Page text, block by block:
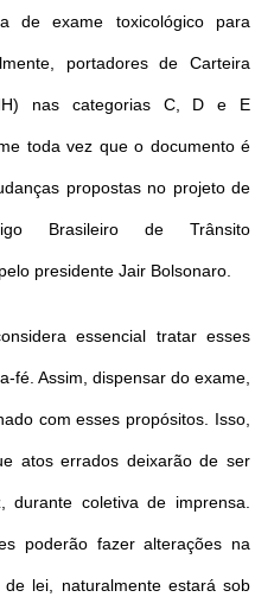
de exame toxicológico para
portadores de Carteira
nas categorias C, D e E
toda vez que o documento é
propostas no projeto de
Brasileiro de Trânsito
pelo presidente Jair Bolsonaro.
essencial tratar esses
fé. Assim, dispensar do exame,
com esses propósitos. Isso,
atos errados deixarão de ser
durante coletiva de imprensa.
poderão fazer alterações na
lei, naturalmente estará sob